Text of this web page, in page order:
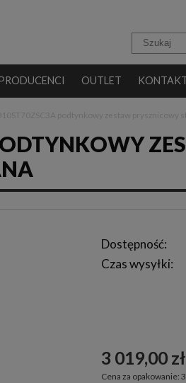
OUTLET
Dostępność:
Czas wysyłki:
3 019,00 zł
Cena za opakowanie: